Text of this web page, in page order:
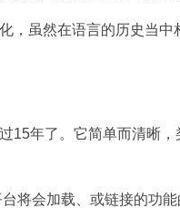
虽然在语言的历史当中
年了。它简单而清晰，
将会加载、或链接的功